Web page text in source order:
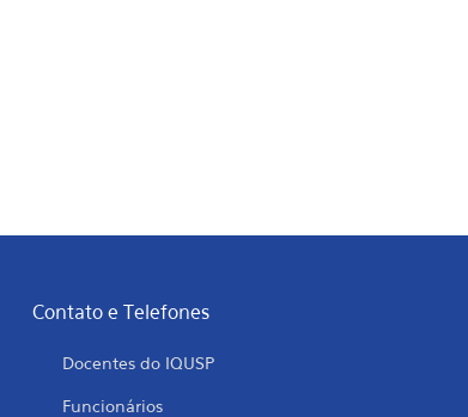
Contato e Telefones
Docentes do IQUSP
Funcionários